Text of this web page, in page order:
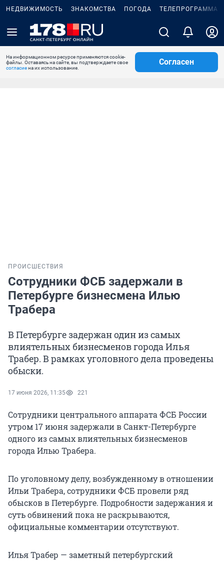
НЕДВИЖИМОСТЬ ЗНАКОМСТВА ПОГОДА ТЕЛЕПРОГРАММА
На информационном ресурсе применяются cookie-
файлы. Оставаясь на сайте, вы подтверждаете свое
согласиена их использование.
Согласен
ПРОИСШЕСТВИЯ
Сотрудники ФСБ задержали в
Петербурге бизнесмена Илью
Трабера
В Петербурге задержан один из самых
влиятельных бизнесменов города Илья
Трабер. В рамках уголовного дела проведены
обыски.
17 июня 2026, 11:35 221
Сотрудники центрального аппарата ФСБ России
утром 17 июня задержали в Санкт-Петербурге
одного из самых влиятельных бизнесменов
города Илью Трабера.
По уголовному делу, возбужденному в отношении
Ильи Трабера, сотрудники ФСБ провели ряд
обысков в Петербурге. Подробности задержания и
суть обвинений пока не раскрываются,
официальные комментарии отсутствуют.
Илья Трабер — заметный петербургский